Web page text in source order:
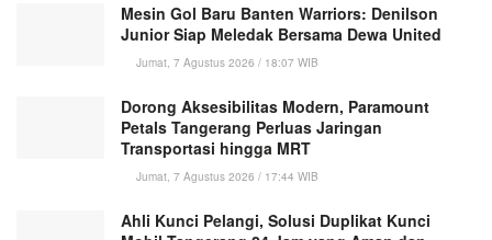
Mesin Gol Baru Banten Warriors: Denilson
Junior Siap Meledak Bersama Dewa United
Jumat, 7 Agustus 2026 / 18:07 WIB
Dorong Aksesibilitas Modern, Paramount
Petals Tangerang Perluas Jaringan
Transportasi hingga MRT
Jumat, 7 Agustus 2026 / 17:44 WIB
Ahli Kunci Pelangi, Solusi Duplikat Kunci